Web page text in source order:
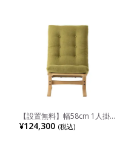
【設置無料】幅58cm 1人掛
け 冨士ファニチア Agio アー
ムレスソファ 布張り 成形合
¥124,300 (税込)